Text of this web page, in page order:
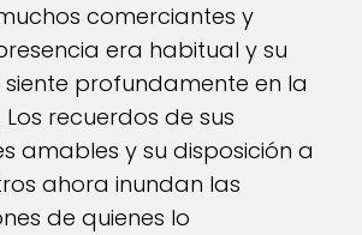
comerciantes y
era habitual y su
siente profundamente en la
recuerdos de sus
amables y su disposición a
ahora inundan las
de quienes lo